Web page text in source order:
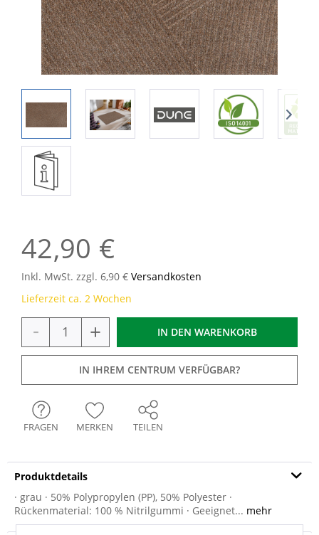
42,90 €
Inkl. MwSt. zzgl. 6,90 € Versandkosten
Lieferzeit ca. 2 Wochen
- + IN DEN WARENKORB
IN IHREM CENTRUM VERFÜGBAR?
FRAGEN MERKEN TEILEN
Produktdetails
· grau · 50% Polypropylen (PP), 50% Polyester ·
Rückenmaterial: 100 % Nitrilgummi · Geeignet... mehr